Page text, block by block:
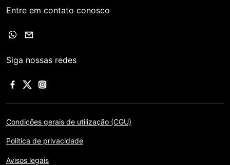
Entre em contato conosco
Siga nossas redes
Condições gerais de utilização (CGU)
Política de privacidade
Avisos legais